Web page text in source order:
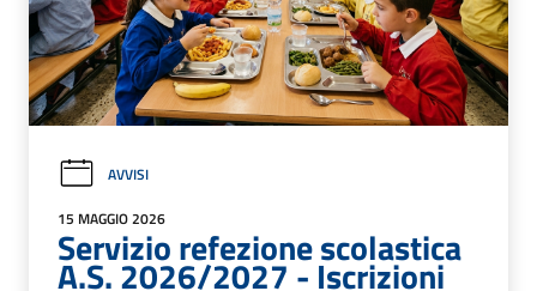
AVVISI
15 MAGGIO 2026
Servizio refezione scolastica
A.S. 2026/2027 - Iscrizioni